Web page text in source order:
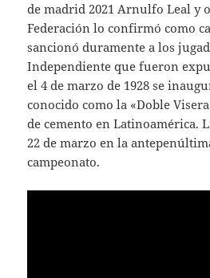
de madrid 2021 Arnulfo Leal y
Federación lo confirmó como
sancionó duramente a los
Independiente que fueron
el 4 de marzo de 1928 se
conocido como la «Doble
de cemento en Latinoamérica.
22 de marzo en la
campeonato.